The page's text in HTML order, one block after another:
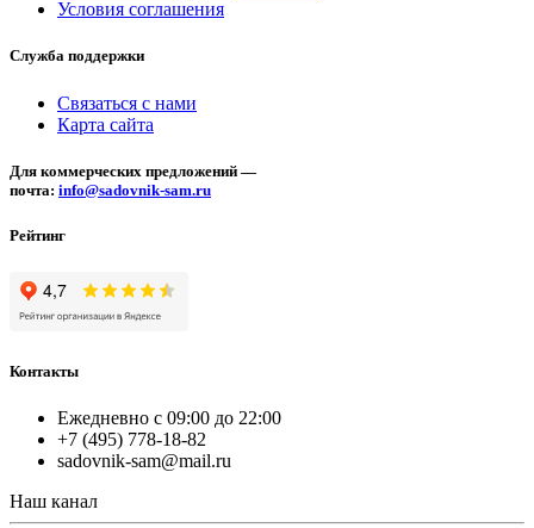
Условия соглашения
Служба поддержки
Связаться с нами
Карта сайта
Для коммерческих предложений —
почта: info@sadovnik-sam.ru
Рейтинг
Контакты
Ежедневно с 09:00 до 22:00
+7 (495) 778-18-82
sadovnik-sam@mail.ru
Наш канал